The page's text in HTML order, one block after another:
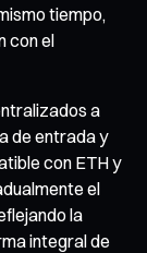
tiempo,
con el
a
de entrada y
con ETH y
el
la
integral de